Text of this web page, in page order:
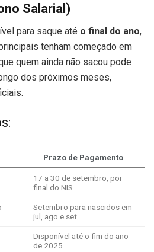
Salarial)
para saque até o final do ano,
tenham começado em
quem ainda não sacou pode
dos próximos meses,
Prazo de Pagamento
17 a 30 de setembro, por
final do NIS
Setembro para nascidos em
jul, ago e set
Disponível até o fim do ano
de 2025